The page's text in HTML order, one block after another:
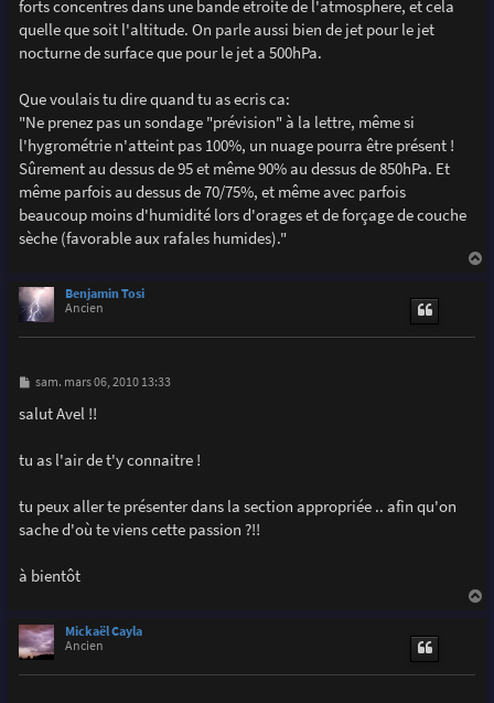
forts concentres dans une bande etroite de l'atmosphere, et cela
quelle que soit l'altitude. On parle aussi bien de jet pour le jet
nocturne de surface que pour le jet a 500hPa.
Que voulais tu dire quand tu as ecris ca:
"Ne prenez pas un sondage "prévision" à la lettre, même si
l'hygrométrie n'atteint pas 100%, un nuage pourra être présent !
Sûrement au dessus de 95 et même 90% au dessus de 850hPa. Et
même parfois au dessus de 70/75%, et même avec parfois
beaucoup moins d'humidité lors d'orages et de forçage de couche
sèche (favorable aux rafales humides)."
Benjamin Tosi
Ancien
M
s
s
e
sam. mars 06, 2010 13:33
salut Avel !!
tu as l'air de t'y connaitre !
tu peux aller te présenter dans la section appropriée .. afin qu'on
sache d'où te viens cette passion ?!!
à bientôt
Mickaël Cayla
Ancien